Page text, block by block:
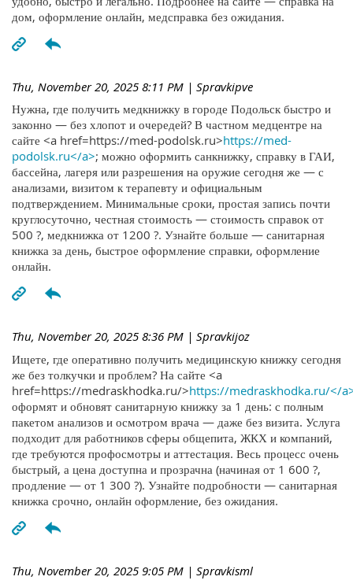
дом, оформление онлайн, медсправка без ожидания.
Thu, November 20, 2025 8:11 PM | Spravkipve
Нужна, где получить медкнижку в городе Подольск быстро и
законно — без хлопот и очередей? В частном медцентре на
сайте <a href=https://med-podolsk.ru>https://med-
podolsk.ru</a>; можно оформить санкнижку, справку в ГАИ,
бассейна, лагеря или разрешения на оружие сегодня же — с
анализами, визитом к терапевту и официальным
подтверждением. Минимальные сроки, простая запись почти
круглосуточно, честная стоимость — стоимость справок от
500 ?, медкнижка от 1200 ?. Узнайте больше — санитарная
книжка за день, быстрое оформление справки, оформление
онлайн.
Thu, November 20, 2025 8:36 PM | Spravkijoz
Ищете, где оперативно получить медицинскую книжку сегодня
же без толкучки и проблем? На сайте <a
href=https://medraskhodka.ru/>https://medraskhodka.ru/</
оформят и обновят санитарную книжку за 1 день: с полным
пакетом анализов и осмотром врача — даже без визита. Услуга
подходит для работников сферы общепита, ЖКХ и компаний,
где требуются профосмотры и аттестация. Весь процесс очень
быстрый, а цена доступна и прозрачна (начиная от 1 600 ?,
продление — от 1 300 ?). Узнайте подробности — санитарная
книжка срочно, онлайн оформление, без ожидания.
Thu, November 20, 2025 9:05 PM | Spravkisml